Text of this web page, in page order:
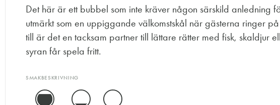
Det här är ett bubbel som inte kräver någon särskild anledning
utmärkt som en uppiggande välkomstskål när gästerna ringer
till är det en tacksam partner till lättare rätter med fisk, skaldjur
syran får spela fritt.
SMAKBESKRIVNING